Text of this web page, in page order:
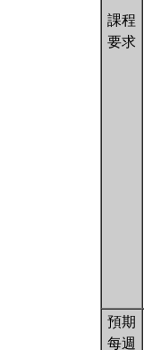
課程
要求
預期
每週